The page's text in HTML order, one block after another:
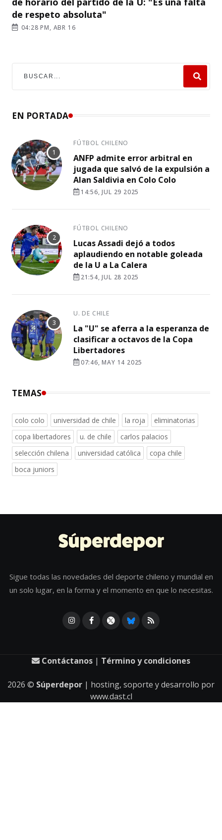
de respeto absoluta"
04:28 PM, ABR 16
EN PORTADA
FÚTBOL CHILENO
ANFP admite error arbitral en
jugada que salvó de la expulsión a
Alan Saldivia en Colo Colo
14:56, JUL 29 2025
FÚTBOL CHILENO
Lucas Assadi dejó a todos
aplaudiendo en notable goleada
de la U a La Calera
21:54, JUL 28 2025
U. DE CHILE
La "U" se aferra a la esperanza de
clasificar a octavos de la Copa
Libertadores
07:46, MAY 14 2025
TEMAS
colo colo universidad de chile la roja
eliminatorias
copa libertadores
u. de chile
carlos palacios
selección chilena
universidad católica
copa chile
boca juniors
Sigue todas las novedades del deporte chileno y mundial en
un solo lugar, en la forma y el momento en que lo necesitas.
Contáctanos | Término y condiciones
2026 © Súperdepor | hosting, soporte y desarrollo por
www.dast.cl